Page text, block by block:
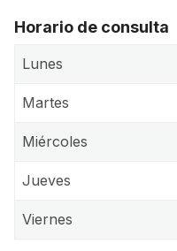
Horario de consulta
Lunes
Martes
Miércoles
Jueves
Viernes